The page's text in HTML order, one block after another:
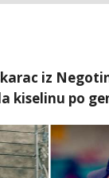
iz
kiselinu po